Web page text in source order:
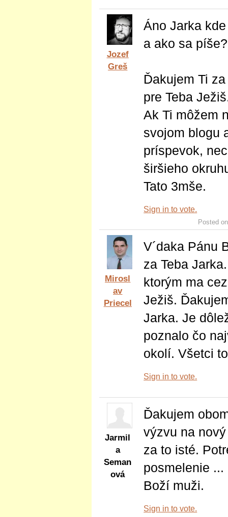
Jozef
Greš
Áno Jarka
a ako sa píše?
Ďakujem Ti
pre Teba
Ak Ti môžem
svojom blogu
príspevok,
širšieho
Tato 3mše.
Sign in to vote.
Posted
Mirosl
av
Priecel
V´daka Pánu
za Teba
ktorým ma
Ježiš.
Jarka. Je
poznalo čo
okolí. Všetci
Sign in to vote.
Jarmil
a
Seman
ová
Ďakujem
výzvu na
za to isté.
posmelenie
Boží muži.
Sign in to vote.